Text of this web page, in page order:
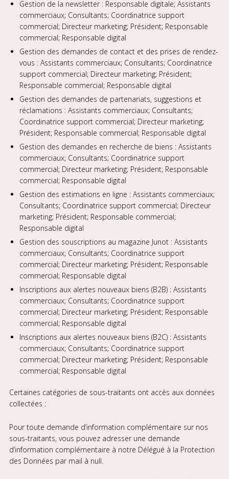
Gestion de la newsletter : Responsable digitale; Assistants
commerciaux; Consultants; Coordinatrice support
commercial; Directeur marketing; Président; Responsable
commercial; Responsable digital
Gestion des demandes de contact et des prises de rendez-
vous : Assistants commerciaux; Consultants; Coordinatrice
support commercial; Directeur marketing; Président;
Responsable commercial; Responsable digital
Gestion des demandes de partenariats, suggestions et
réclamations : Assistants commerciaux; Consultants;
Coordinatrice support commercial; Directeur marketing;
Président; Responsable commercial; Responsable digital
Gestion des demandes en recherche de biens : Assistants
commerciaux; Consultants; Coordinatrice support
commercial; Directeur marketing; Président; Responsable
commercial; Responsable digital
Gestion des estimations en ligne : Assistants commerciaux;
Consultants; Coordinatrice support commercial; Directeur
marketing; Président; Responsable commercial;
Responsable digital
Gestion des souscriptions au magazine Junot : Assistants
commerciaux; Consultants; Coordinatrice support
commercial; Directeur marketing; Président; Responsable
commercial; Responsable digital
Inscriptions aux alertes nouveaux biens (B2B) : Assistants
commerciaux; Consultants; Coordinatrice support
commercial; Directeur marketing; Président; Responsable
commercial; Responsable digital
Inscriptions aux alertes nouveaux biens (B2C) : Assistants
commerciaux; Consultants; Coordinatrice support
commercial; Directeur marketing; Président; Responsable
commercial; Responsable digital
Certaines catégories de sous-traitants ont accès aux données
collectées :
Pour toute demande d’information complémentaire sur nos
sous-traitants, vous pouvez adresser une demande
d’information complémentaire à notre Délégué à la Protection
des Données par mail à null.